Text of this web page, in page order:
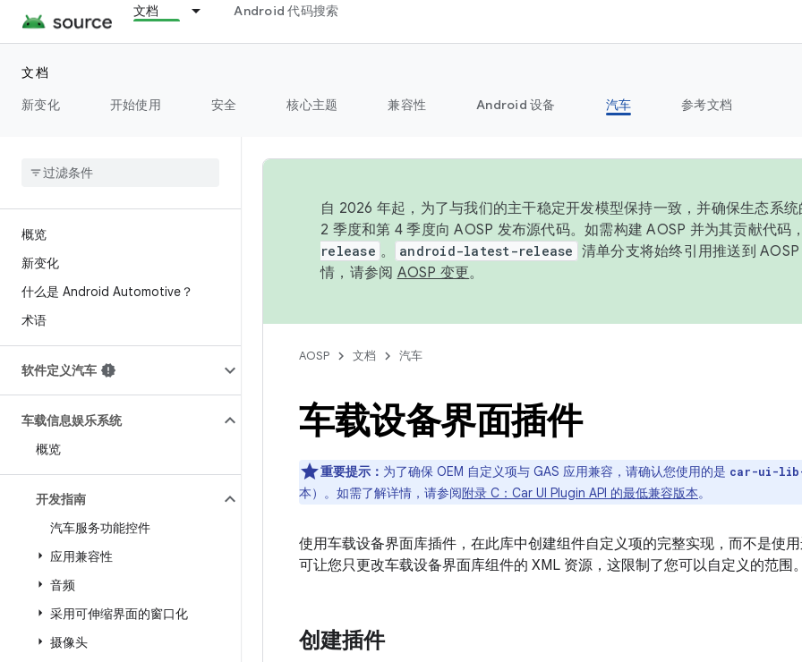
文档 Android 代码搜索
文档
新变化
开始使用 安全 核心主题 兼容性 Android 设备 汽车 参考文档
概览
新变化
什么是 Android Automotive？
术语
软件定义汽车
车载信息娱乐系统
概览
开发指南
汽车服务功能控件
应用兼容性
音频
采用可伸缩界面的窗口化
摄像头
自 2026 年起，为了与我们的主干稳定开发模型保持一致，并确保生态系
2 季度和第 4 季度向 AOSP 发布源代码。如需构建 AOSP 并为其贡献代码
release 。 android-latest-release 清单分支将始终引用推送到
情，请参阅 AOSP 变更。
AOSP 文档 汽车
车载设备界面插件
重要提示： 为了确保 OEM 自定义项与 GAS 应用兼容，请确认您使用的是 car-ui-
本）。如需了解详情，请参阅附录 C：Car UI Plugin API 的最低兼容版本。
使用车载设备界面库插件 ，在此库中创建组件自定义项的完整实现，而不是使
可让您只更改车载设备界面库组件的 XML 资源，这限制了您可以自定义的范围
创建插件